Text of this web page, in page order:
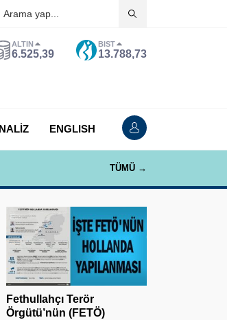
ALTIN
6.525,39
BIST
13.788,73
ENGLISH
TÜMÜ →
Fethullahçı Terör
Örgütü’nün (FETÖ)